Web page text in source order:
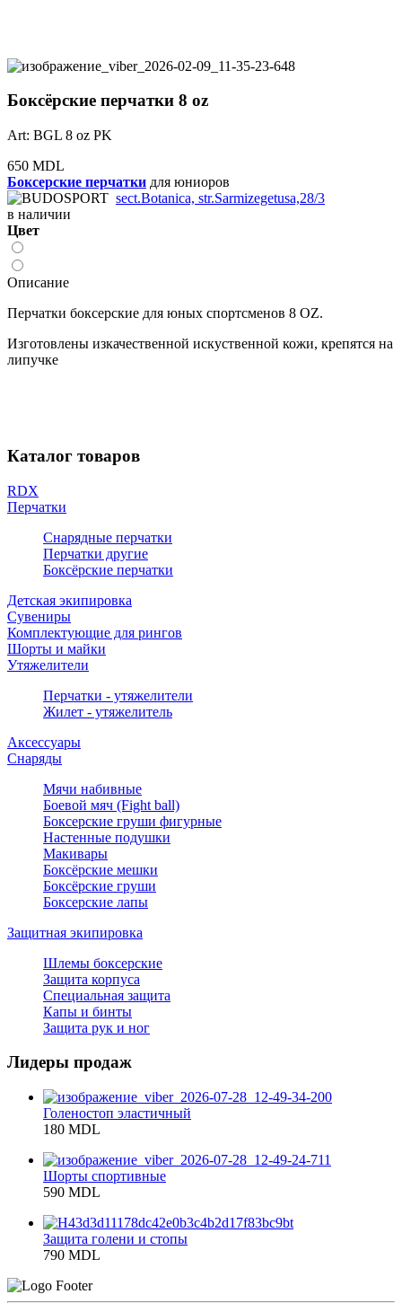
Боксёрские перчатки 8 oz
Art: BGL 8 oz PK
650 MDL
Боксерские перчатки для юниоров
sect.Botanica, str.Sarmizegetusa,28/3
в наличии
Цвет
Описание
Перчатки боксерские для юных спортсменов 8 OZ.
Изготовлены изкачественной искуственной кожи, крепятся на
липучке
Каталог товаров
RDX
Перчатки
Снарядные перчатки
Перчатки другие
Боксёрские перчатки
Детская экипировка
Сувениры
Комплектующие для рингов
Шорты и майки
Утяжелители
Перчатки - утяжелители
Жилет - утяжелитель
Аксессуары
Снаряды
Мячи набивные
Боевой мяч (Fight ball)
Боксерские груши фигурные
Настенные подушки
Макивары
Боксёрские мешки
Боксёрские груши
Боксерские лапы
Защитная экипировка
Шлемы боксерские
Защита корпуса
Специальная защита
Капы и бинты
Защита рук и ног
Лидеры продаж
Голеностоп эластичный
180 MDL
Шорты спортивные
590 MDL
Защита голени и стопы
790 MDL